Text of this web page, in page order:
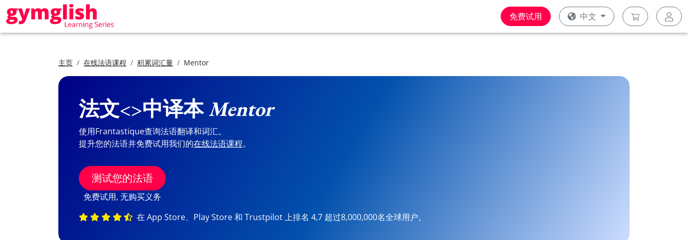
免费试用 中文
主页 在线法语课程 积累词汇量 Mentor
法文<>中译本Mentor
使用Frantastique查询法语翻译和词汇。
提升您的法语并免费试用我们的在线法语课程。
测试您的法语
免费试用, 无购买义务
在 App Store、Play Store 和 Trustpilot 上排名 4,7 超过8,000,000名全球用户。